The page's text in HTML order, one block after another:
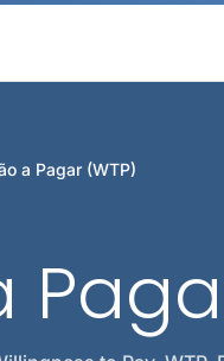
a Pagar (WTP)